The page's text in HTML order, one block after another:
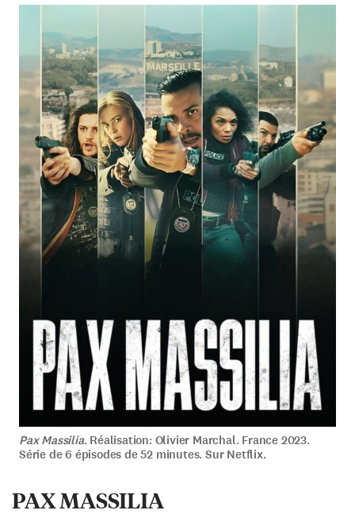
Pax Massilia. Réalisation: Olivier Marchal. France 2023.
Série de 6 épisodes de 52 minutes. Sur Netflix.
PAX MASSILIA